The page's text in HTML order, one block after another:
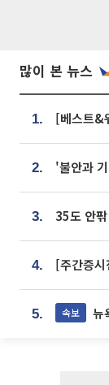
많이 본 뉴스
1.
2.
3.
4.
5. 속보 뉴